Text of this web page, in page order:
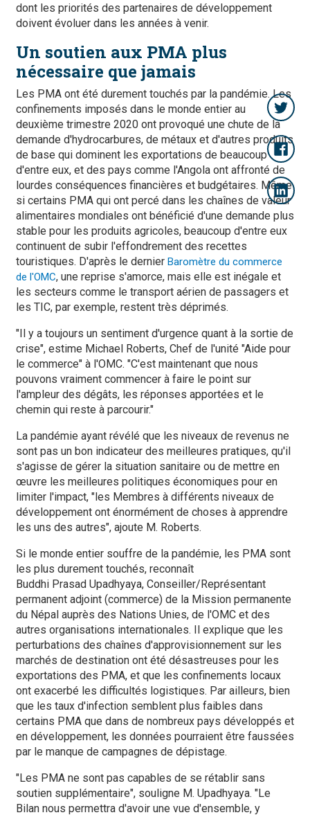
dont les priorités des partenaires de développement
doivent évoluer dans les années à venir.
Un soutien aux PMA plus
nécessaire que jamais
Les PMA ont été durement touchés par la pandémie. Les
confinements imposés dans le monde entier au
deuxième trimestre 2020 ont provoqué une chute de la
demande d'hydrocarbures, de métaux et d'autres produits
de base qui dominent les exportations de beaucoup
d'entre eux, et des pays comme l'Angola ont affronté de
lourdes conséquences financières et budgétaires. Même
si certains PMA qui ont percé dans les chaînes de valeur
alimentaires mondiales ont bénéficié d'une demande plus
stable pour les produits agricoles, beaucoup d'entre eux
continuent de subir l'effondrement des recettes
touristiques. D'après le dernier Baromètre du commerce
de l'OMC, une reprise s'amorce, mais elle est inégale et
les secteurs comme le transport aérien de passagers et
les TIC, par exemple, restent très déprimés.
"Il y a toujours un sentiment d'urgence quant à la sortie de
crise", estime Michael Roberts, Chef de l'unité "Aide pour
le commerce" à l'OMC. "C'est maintenant que nous
pouvons vraiment commencer à faire le point sur
l'ampleur des dégâts, les réponses apportées et le
chemin qui reste à parcourir."
La pandémie ayant révélé que les niveaux de revenus ne
sont pas un bon indicateur des meilleures pratiques, qu'il
s'agisse de gérer la situation sanitaire ou de mettre en
œuvre les meilleures politiques économiques pour en
limiter l'impact, "les Membres à différents niveaux de
développement ont énormément de choses à apprendre
les uns des autres", ajoute M. Roberts.
Si le monde entier souffre de la pandémie, les PMA sont
les plus durement touchés, reconnaît
Buddhi Prasad Upadhyaya, Conseiller/Représentant
permanent adjoint (commerce) de la Mission permanente
du Népal auprès des Nations Unies, de l'OMC et des
autres organisations internationales. Il explique que les
perturbations des chaînes d'approvisionnement sur les
marchés de destination ont été désastreuses pour les
exportations des PMA, et que les confinements locaux
ont exacerbé les difficultés logistiques. Par ailleurs, bien
que les taux d'infection semblent plus faibles dans
certains PMA que dans de nombreux pays développés et
en développement, les données pourraient être faussées
par le manque de campagnes de dépistage.
"Les PMA ne sont pas capables de se rétablir sans
soutien supplémentaire", souligne M. Upadhyaya. "Le
Bilan nous permettra d'avoir une vue d'ensemble, y